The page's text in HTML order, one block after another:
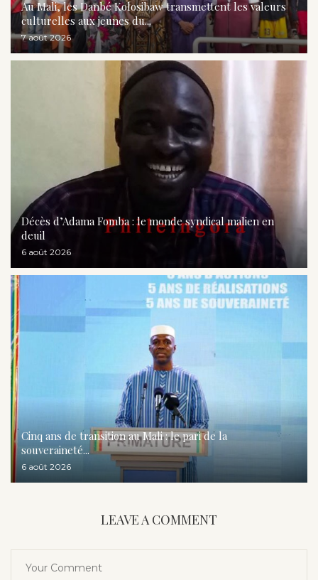
Au Mali, les Danbé Kolosibaw transmettent les valeurs
culturelles aux jeunes du...
7 août 2026
Décès d’Adama Fomba : le monde syndical malien en
deuil
6 août 2026
Cinq ans de transition au Mali : le pari de la
souveraineté...
6 août 2026
LEAVE A COMMENT